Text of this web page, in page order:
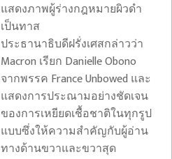
แสดงภาพผู้ร่างกฎหมายผิวดำ
เป็นทาส
ประธานาธิบดีฝรั่งเศสกล่าวว่า
Macron เรียก Danielle Obono
จากพรรค France Unbowed และ
แสดงการประณามอย่างชัดเจน
ของการเหยียดเชื้อชาติในทุกรูป
แบบซึ่งให้ความสำคัญกับผู้อ่าน
ทางด้านขวาและขวาสุด